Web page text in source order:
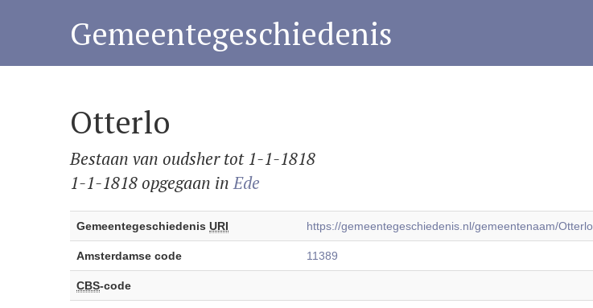
Gemeentegeschiedenis
Otterlo
Bestaan van oudsher tot 1-1-1818
1-1-1818 opgegaan inEde
Gemeentegeschiedenis URI https://gemeentegeschiedenis.nl/gemeentenaam/Otterlo
Amsterdamse code 11389
CBS-code